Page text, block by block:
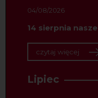
04/08/2026
14 sierpnia
czytaj więcej
Lipiec